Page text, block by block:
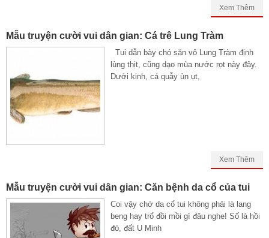
Xem Thêm
Mẫu truyện cười vui dân gian: Cá trê Lung Tràm
Tui dẫn bày chó săn vô Lung Tràm định
lùng thịt, cũng dạo mùa nước rọt này đây.
Dưới kinh, cá quẫy ùn ụt,
Xem Thêm
Mẫu truyện cười vui dân gian: Căn bệnh da cổ của tui
Coi vậy chớ da cổ tui không phải là lang
beng hay trổ đồi mồi gì đâu nghe! Số là hồi
đó, đất U Minh